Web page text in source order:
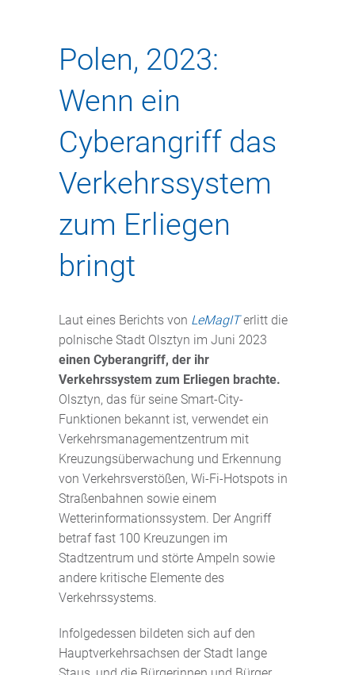
Polen, 2023:
Wenn ein
Cyberangriff das
Verkehrssystem
zum Erliegen
bringt
Laut eines Berichts von LeMagITerlitt die
polnische Stadt Olsztyn im Juni 2023
einen Cyberangriff, der ihr
Verkehrssystem zum Erliegen brachte.
Olsztyn, das für seine Smart-City-
Funktionen bekannt ist, verwendet ein
Verkehrsmanagementzentrum mit
Kreuzungsüberwachung und Erkennung
von Verkehrsverstößen, Wi-Fi-Hotspots in
Straßenbahnen sowie einem
Wetterinformationssystem. Der Angriff
betraf fast 100 Kreuzungen im
Stadtzentrum und störte Ampeln sowie
andere kritische Elemente des
Verkehrssystems.
Infolgedessen bildeten sich auf den
Hauptverkehrsachsen der Stadt lange